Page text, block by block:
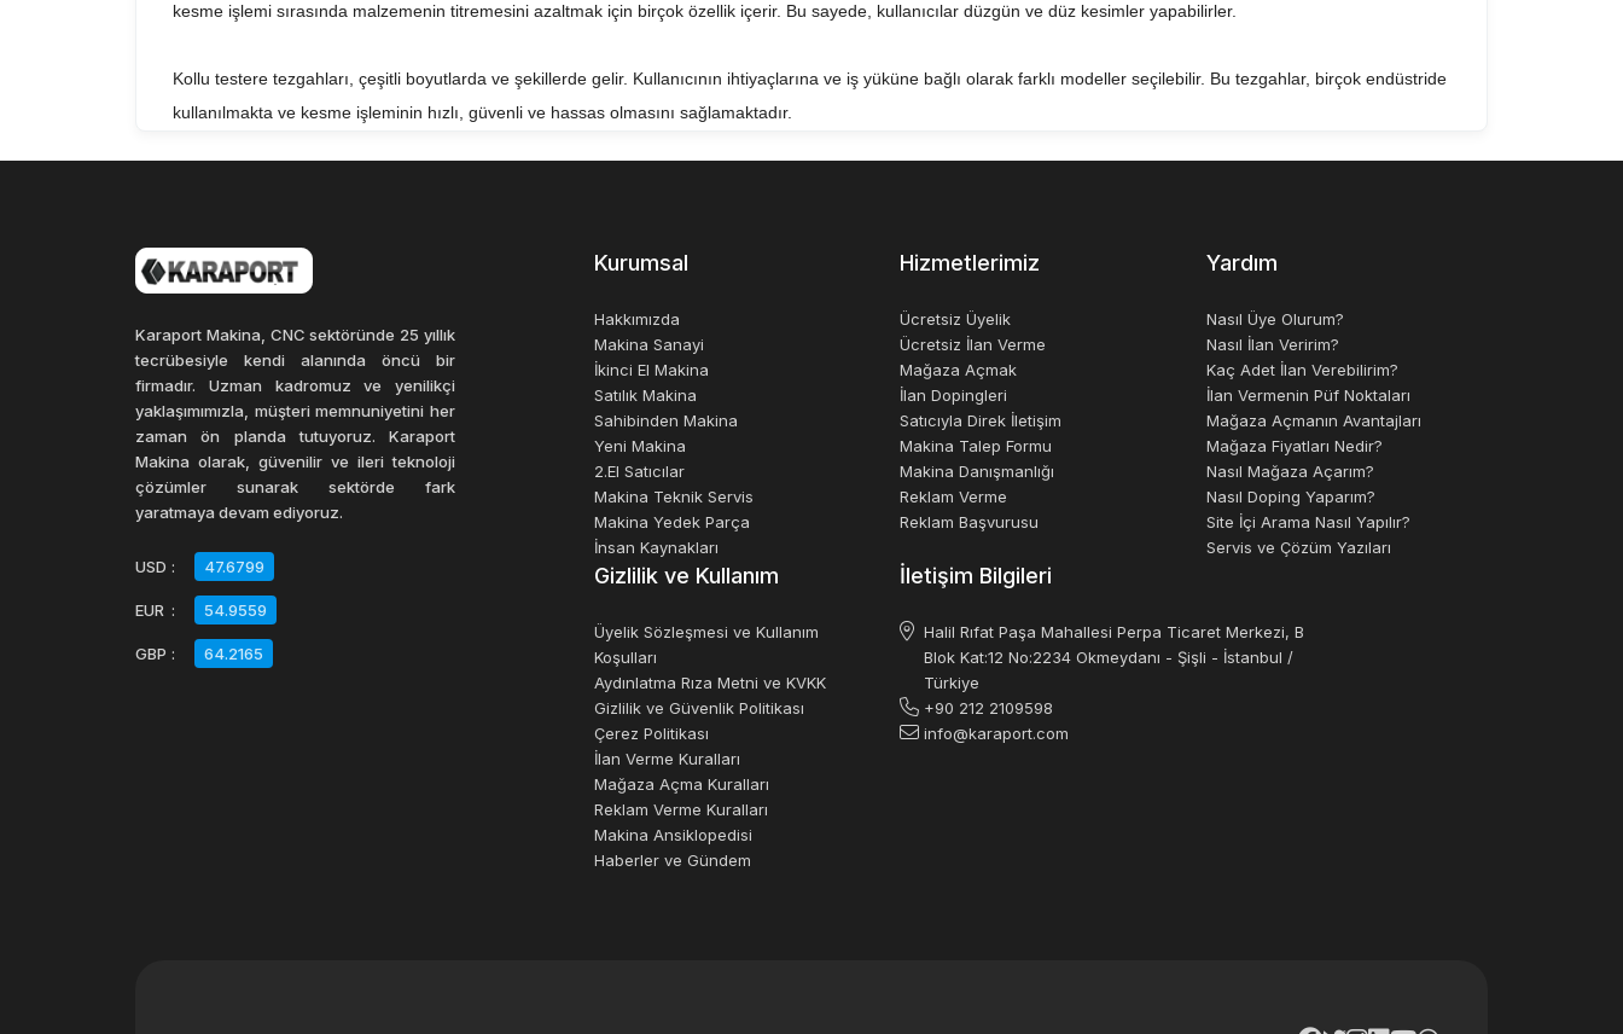
kesme işlemi sırasında malzemenin titremesini azaltmak için birçok özellik içerir. Bu sayede, kullanıcılar düzgün ve düz kesimler yapabilirler.
Kollu testere tezgahları, çeşitli boyutlarda ve şekillerde gelir. Kullanıcının ihtiyaçlarına ve iş yüküne bağlı olarak farklı modeller seçilebilir. Bu tezgahlar, birçok endüstride
kullanılmakta ve kesme işleminin hızlı, güvenli ve hassas olmasını sağlamaktadır.
olmasını sağlarlar.
Karaport Makina, CNC sektöründe 25 yıllık
tecrübesiyle kendi alanında öncü bir
firmadır. Uzman kadromuz ve yenilikçi
yaklaşımımızla, müşteri memnuniyetini her
zaman ön planda tutuyoruz. Karaport
Makina olarak, güvenilir ve ileri teknoloji
çözümler sunarak sektörde fark
yaratmaya devam ediyoruz.
USD : 47.6799
EUR : 54.9559
GBP : 64.2165
Kurumsal
Hakkımızda
Makina Sanayi
İkinci El Makina
Satılık Makina
Sahibinden Makina
Yeni Makina
2.El Satıcılar
Makina Teknik Servis
Makina Yedek Parça
İnsan Kaynakları
Hizmetlerimiz
Ücretsiz Üyelik
Ücretsiz İlan Verme
Mağaza Açmak
İlan Dopingleri
Satıcıyla Direk İletişim
Makina Talep Formu
Makina Danışmanlığı
Reklam Verme
Reklam Başvurusu
Yardım
Nasıl Üye Olurum?
Nasıl İlan Veririm?
Kaç Adet İlan Verebilirim?
İlan Vermenin Püf Noktaları
Mağaza Açmanın Avantajları
Mağaza Fiyatları Nedir?
Nasıl Mağaza Açarım?
Nasıl Doping Yaparım?
Site İçi Arama Nasıl Yapılır?
Servis ve Çözüm Yazıları
Gizlilik ve Kullanım
Üyelik Sözleşmesi ve Kullanım
Koşulları
Aydınlatma Rıza Metni ve KVKK
Gizlilik ve Güvenlik Politikası
Çerez Politikası
İlan Verme Kuralları
Mağaza Açma Kuralları
Reklam Verme Kuralları
Makina Ansiklopedisi
Haberler ve Gündem
İletişim Bilgileri
Halil Rıfat Paşa Mahallesi Perpa Ticaret Merkezi, B
Blok Kat:12 No:2234 Okmeydanı - Şişli - İstanbul /
Türkiye
+90 212 2109598
info@karaport.com